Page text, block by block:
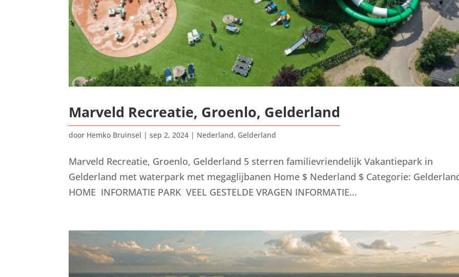
Marveld Recreatie, Groenlo, Gelderland
door Hemko Bruinsel |sep 2, 2024 | Nederland, Gelderland
Marveld Recreatie, Groenlo, Gelderland 5 sterren familievriendelijk Vakantiepark in
Gelderland met waterpark met megaglijbanen Home $ Nederland $ Categorie:
HOME INFORMATIE PARK VEEL GESTELDE VRAGEN INFORMATIE...